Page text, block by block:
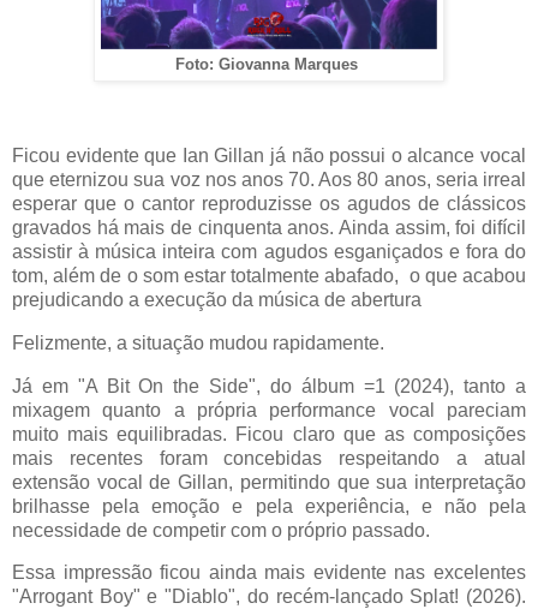
Foto: Giovanna Marques
Ficou evidente que Ian Gillan já não possui o alcance vocal
que eternizou sua voz nos anos 70. Aos 80 anos, seria irreal
esperar que o cantor reproduzisse os agudos de clássicos
gravados há mais de cinquenta anos. Ainda assim, foi difícil
assistir à música inteira com agudos esganiçados e fora do
tom, além de o som estar totalmente abafado, o que acabou
prejudicando a execução da música de abertura
Felizmente, a situação mudou rapidamente.
Já em "A Bit On the Side", do álbum =1 (2024), tanto a
mixagem quanto a própria performance vocal pareciam
muito mais equilibradas. Ficou claro que as composições
mais recentes foram concebidas respeitando a atual
extensão vocal de Gillan, permitindo que sua interpretação
brilhasse pela emoção e pela experiência, e não pela
necessidade de competir com o próprio passado.
Essa impressão ficou ainda mais evidente nas excelentes
"Arrogant Boy" e "Diablo", do recém-lançado Splat! (2026).